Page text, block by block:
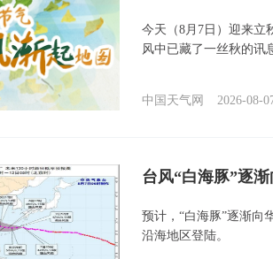
今天（8月7日）迎来立
风中已藏了一丝秋的讯
中国天气网 2026-08-
台风“白海豚”逐
预计，“白海豚”逐渐向
沿海地区登陆。